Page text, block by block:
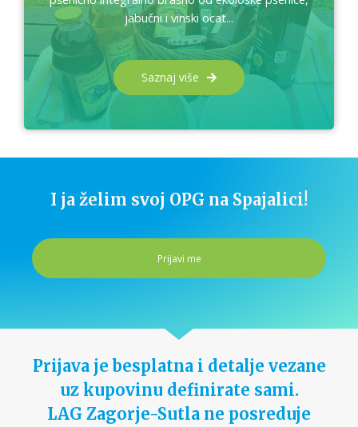
jabučni i vinski ocat...
Saznaj više
I ja želim svoj OPG na Spajalici!
Prijavi me
Prijava je besplatna i detalje vezane
uz kupovinu definirate sami.
LAG Zagorje-Sutla ne posreduje